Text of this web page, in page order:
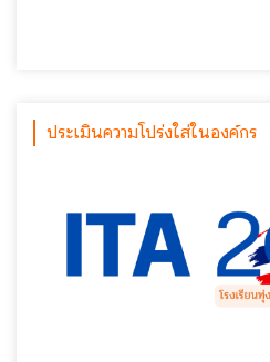
ประเมินความโปร่งใส่ในองค์กร